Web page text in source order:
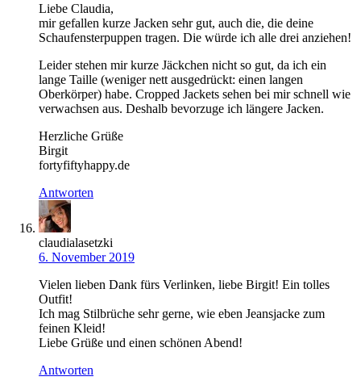
Liebe Claudia,
mir gefallen kurze Jacken sehr gut, auch die, die deine
Schaufensterpuppen tragen. Die würde ich alle drei anziehen!
Leider stehen mir kurze Jäckchen nicht so gut, da ich ein
lange Taille (weniger nett ausgedrückt: einen langen
Oberkörper) habe. Cropped Jackets sehen bei mir schnell wie
verwachsen aus. Deshalb bevorzuge ich längere Jacken.
Herzliche Grüße
Birgit
fortyfiftyhappy.de
Antworten
claudialasetzki
6. November 2019
Vielen lieben Dank fürs Verlinken, liebe Birgit! Ein tolles
Outfit!
Ich mag Stilbrüche sehr gerne, wie eben Jeansjacke zum
feinen Kleid!
Liebe Grüße und einen schönen Abend!
Antworten